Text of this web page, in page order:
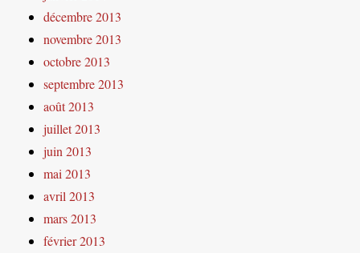
décembre 2013
novembre 2013
octobre 2013
septembre 2013
août 2013
juillet 2013
juin 2013
mai 2013
avril 2013
mars 2013
février 2013